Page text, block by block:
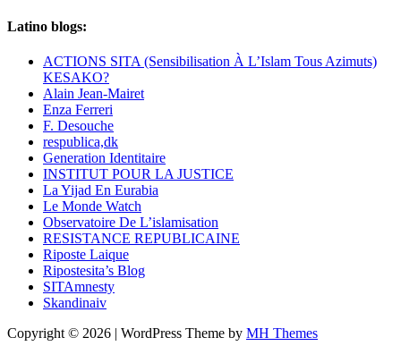
Latino blogs:
ACTIONS SITA (Sensibilisation À L’Islam Tous Azimuts)
KESAKO?
Alain Jean-Mairet
Enza Ferreri
F. Desouche
respublica,dk
Generation Identitaire
INSTITUT POUR LA JUSTICE
La Yijad En Eurabia
Le Monde Watch
Observatoire De L’islamisation
RESISTANCE REPUBLICAINE
Riposte Laique
Ripostesita’s Blog
SITAmnesty
Skandinaiv
Copyright © 2026 | WordPress Theme by MH Themes